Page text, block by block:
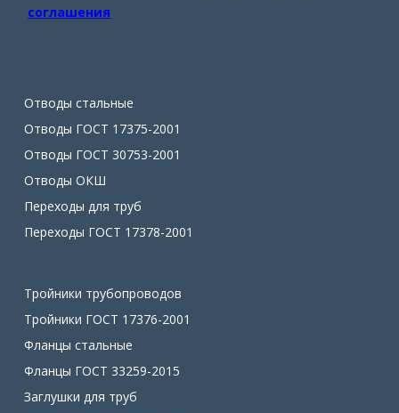
соглашения
Отводы стальные
Отводы ГОСТ 17375-2001
Отводы ГОСТ 30753-2001
Отводы ОКШ
Переходы для труб
Переходы ГОСТ 17378-2001
Тройники трубопроводов
Тройники ГОСТ 17376-2001
Фланцы стальные
Фланцы ГОСТ 33259-2015
Заглушки для труб